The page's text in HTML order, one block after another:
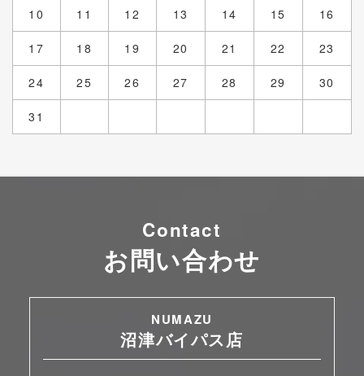
10 11 12 13 14 15 16
17 18 19 20 21 22 23
24 25 26 27 28 29 30
31
Contact
お問い合わせ
NUMAZU
沼津バイパス店